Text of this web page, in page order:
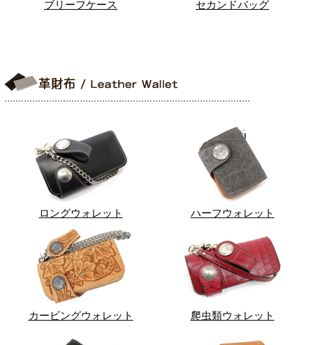
ブリーフケース セカンドバッグ
ロングウォレット ハーフウォレット
カービングウォレット 爬虫類ウォレット